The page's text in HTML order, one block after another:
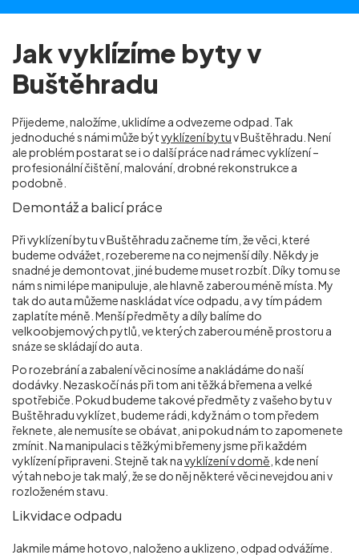
Jak vyklízíme byty v
Buštěhradu
Přijedeme, naložíme, uklidíme a odvezeme odpad. Tak
jednoduché s námi může býtvyklízení bytuv Buštěhradu. Není
ale problém postarat se i o další práce nad rámec vyklízení –
profesionální čištění, malování, drobné rekonstrukce a
podobně.
Demontáž a balicí práce
Při vyklízení bytu v Buštěhradu začneme tím, že věci, které
budeme odvážet, rozebereme na co nejmenší díly. Někdy je
snadné je demontovat, jiné budeme muset rozbít. Díky tomu se
nám s nimi lépe manipuluje, ale hlavně zaberou méně místa. My
tak do auta můžeme naskládat více odpadu, a vy tím pádem
zaplatíte méně. Menší předměty a díly balíme do
velkoobjemových pytlů, ve kterých zaberou méně prostoru a
snáze se skládají do auta.
Po rozebrání a zabalení věci nosíme a nakládáme do naší
dodávky. Nezaskočí nás při tom ani těžká břemena a velké
spotřebiče. Pokud budeme takové předměty z vašeho bytu v
Buštěhradu vyklízet, budeme rádi, když nám o tom předem
řeknete, ale nemusíte se obávat, ani pokud nám to zapomenete
zmínit. Na manipulaci s těžkými břemeny jsme při každém
vyklízení připraveni. Stejně tak navyklízení v domě , kde není
výtah nebo je tak malý, že se do něj některé věci nevejdou ani v
rozloženém stavu.
Likvidace odpadu
Jakmile máme hotovo, naloženo a uklizeno, odpad odvážíme.